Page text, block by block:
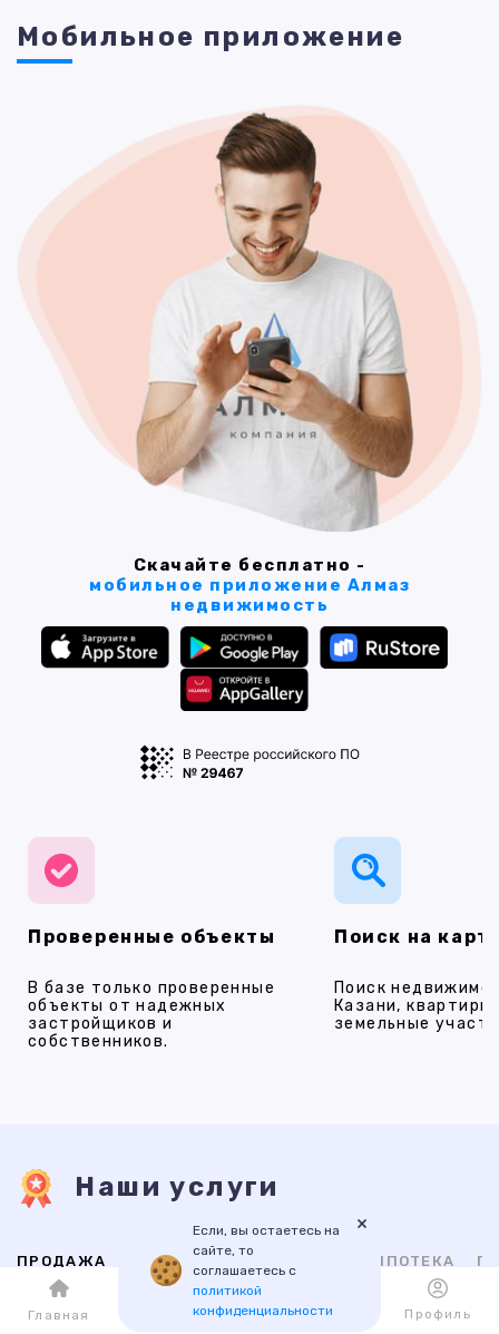
Мобильное приложение
Скачайте бесплатно -
мобильное приложение Алмаз
недвижимость
Проверенные объекты
В базе только проверенные
объекты от надежных
застройщиков и
собственников.
Поиск на
Поиск
Казани,
земельные
Наши услуги
ПРОДАЖА АРЕНДА НОВОСТРОЙКИ ИПОТЕКА
ВТОРИЧНАЯ НОВОСТРОЙКИ
Если, вы остаетесь на
сайте, то
соглашаетесь с
политикой
конфиденциальности
×
Главная Каталог Избранное Профиль